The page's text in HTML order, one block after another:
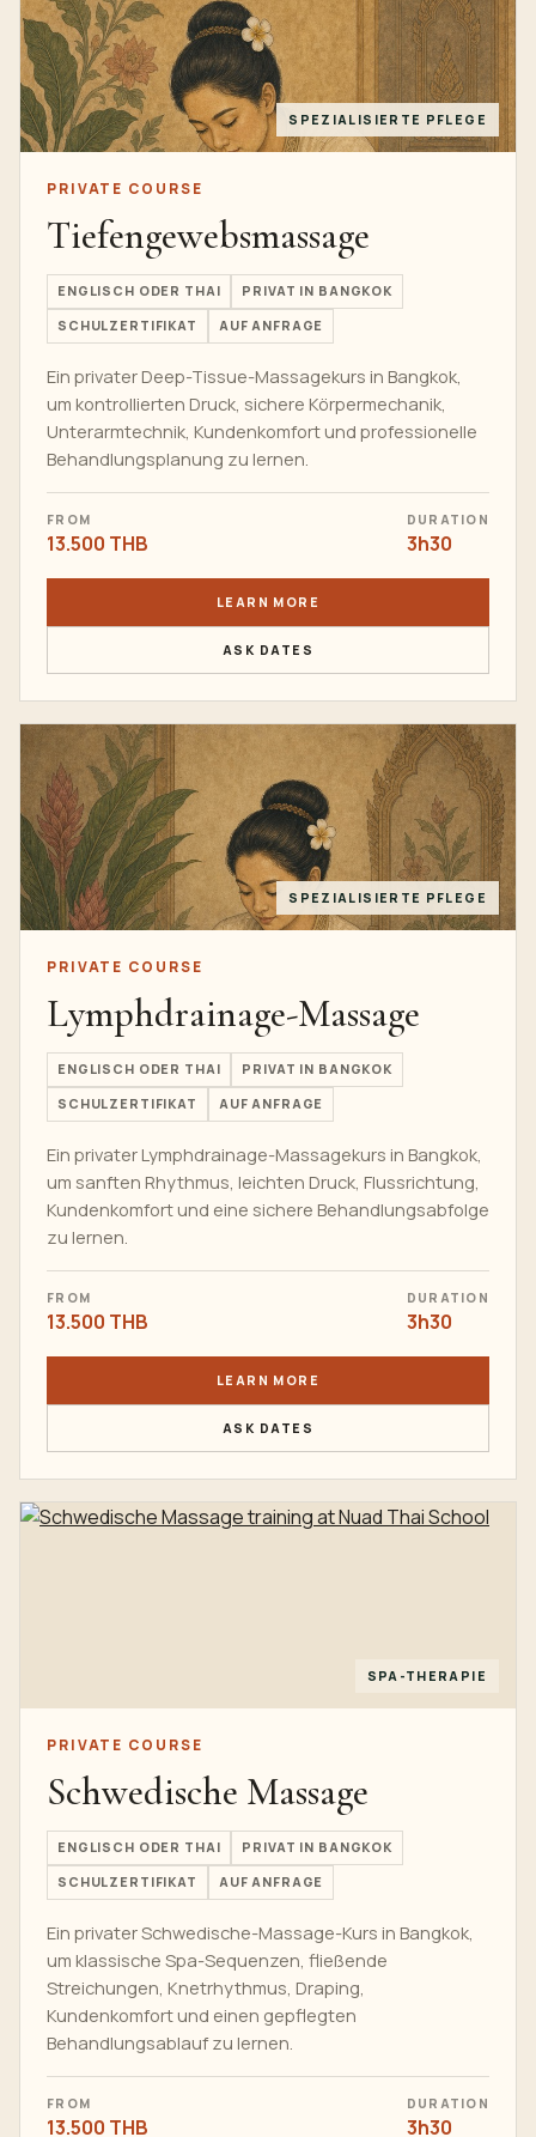
SPEZIALISIERTE PFLEGE
PRIVATE COURSE
Tiefengewebsmassage
ENGLISCH ODER THAI PRIVAT IN BANGKOK
SCHULZERTIFIKAT AUF ANFRAGE
Ein privater Deep-Tissue-Massagekurs in Bangkok,
um kontrollierten Druck, sichere Körpermechanik,
Unterarmtechnik, Kundenkomfort und professionelle
Behandlungsplanung zu lernen.
FROM
13.500 THB
DURATION
3h30
LEARN MORE
ASK DATES
SPEZIALISIERTE PFLEGE
PRIVATE COURSE
Lymphdrainage-Massage
ENGLISCH ODER THAI PRIVAT IN BANGKOK
SCHULZERTIFIKAT AUF ANFRAGE
Ein privater Lymphdrainage-Massagekurs in Bangkok,
um sanften Rhythmus, leichten Druck, Flussrichtung,
Kundenkomfort und eine sichere Behandlungsabfolge
zu lernen.
FROM
13.500 THB
DURATION
3h30
LEARN MORE
ASK DATES
SPA-THERAPIE
PRIVATE COURSE
Schwedische Massage
ENGLISCH ODER THAI PRIVAT IN BANGKOK
SCHULZERTIFIKAT AUF ANFRAGE
Ein privater Schwedische-Massage-Kurs in Bangkok,
um klassische Spa-Sequenzen, fließende
Streichungen, Knetrhythmus, Draping,
Kundenkomfort und einen gepflegten
Behandlungsablauf zu lernen.
FROM
13.500 THB
DURATION
3h30